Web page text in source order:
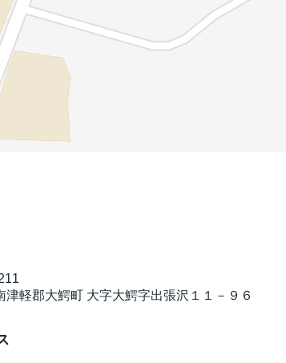
津軽郡大鰐町 大字大鰐字出張沢１１－９６